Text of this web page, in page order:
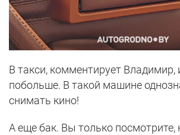
В такси, комментирует Владимир,
побольше. В такой машине
снимать кино!
А еще бак. Вы только посмотрите,